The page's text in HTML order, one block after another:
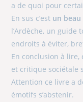
a de quoi pour
En sus c’est un
l’Ardèche, un guide
endroits à éviter,
En conclusion à lire,
et critique sociétale
Attention ce livre a
émotifs s’abstenir.